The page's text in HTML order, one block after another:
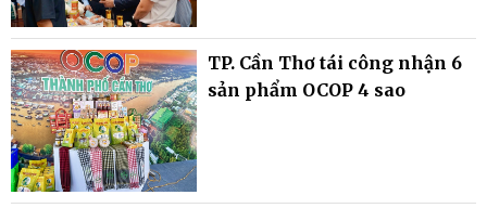
TP. Cần Thơ tái công nhận 6
sản phẩm OCOP 4 sao